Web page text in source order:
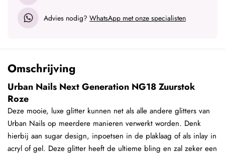
Advies nodig? WhatsApp met onze specialisten
Omschrijving
Urban Nails Next Generation NG18 Zuurstok
Roze
Deze mooie, luxe glitter kunnen net als alle andere glitters van
Urban Nails op meerdere manieren verwerkt worden. Denk
hierbij aan sugar design, inpoetsen in de plaklaag of als inlay in
acryl of gel. Deze glitter heeft de ultieme bling en zal zeker een